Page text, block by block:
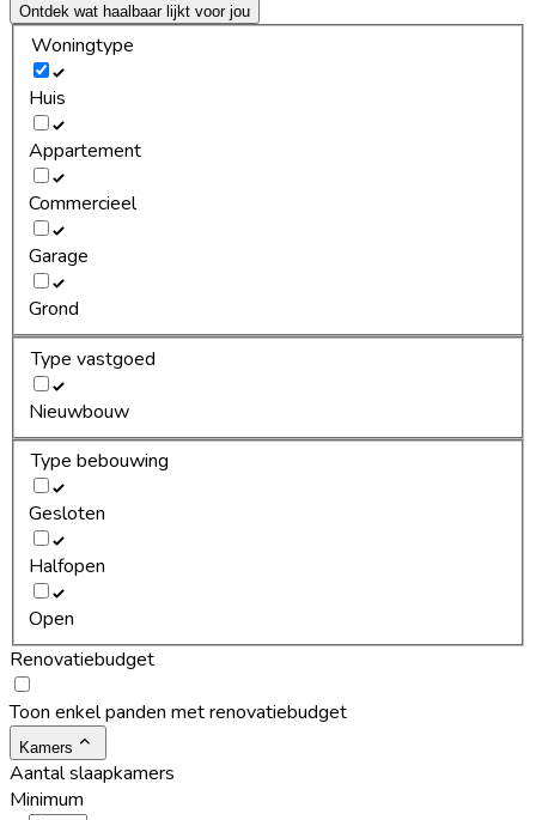
Ontdek wat haalbaar lijkt voor jou
Woningtype
Huis
Appartement
Commercieel
Garage
Grond
Type vastgoed
Nieuwbouw
Type bebouwing
Gesloten
Halfopen
Open
Renovatiebudget
Toon enkel panden met renovatiebudget
Kamers
Aantal slaapkamers
Minimum